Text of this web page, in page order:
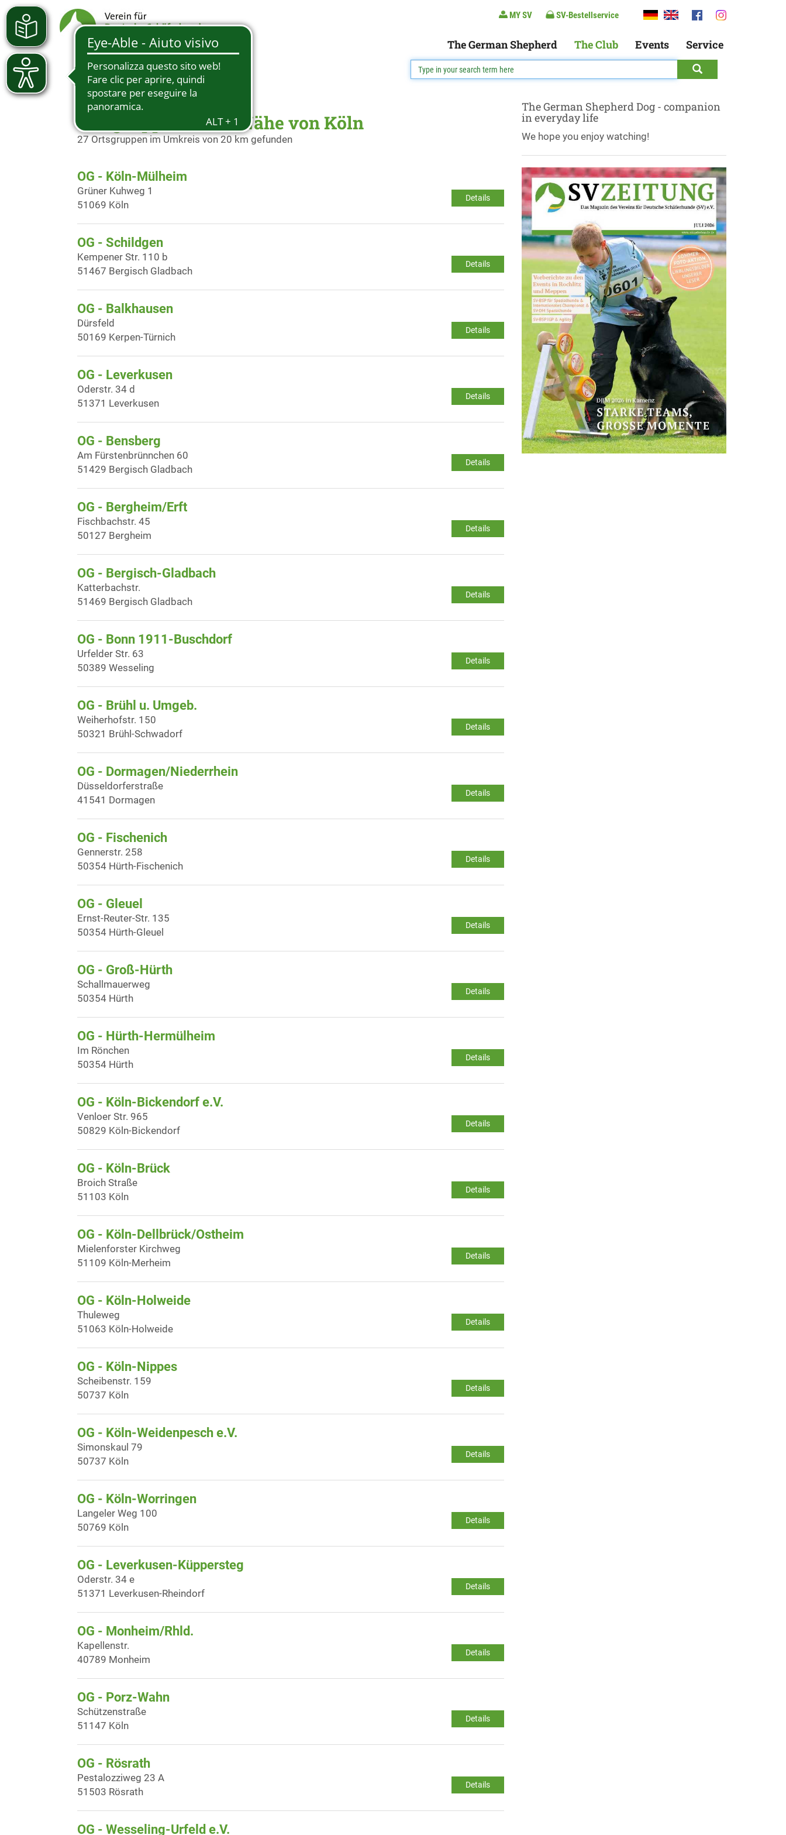
MY SV SV-Bestellservice
The German Shepherd The Club Events Service
Ortsgruppen in der Nähe von Köln
27 Ortsgruppen im Umkreis von 20 km gefunden
OG - Köln-Mülheim
Details
Grüner Kuhweg 1
51069 Köln
OG - Schildgen
Details
Kempener Str. 110 b
51467 Bergisch Gladbach
OG - Balkhausen
Details
Dürsfeld
50169 Kerpen-Türnich
OG - Leverkusen
Details
Oderstr. 34 d
51371 Leverkusen
OG - Bensberg
Details
Am Fürstenbrünnchen 60
51429 Bergisch Gladbach
OG - Bergheim/Erft
Details
Fischbachstr. 45
50127 Bergheim
OG - Bergisch-Gladbach
Details
Katterbachstr.
51469 Bergisch Gladbach
OG - Bonn 1911-Buschdorf
Details
Urfelder Str. 63
50389 Wesseling
OG - Brühl u. Umgeb.
Details
Weiherhofstr. 150
50321 Brühl-Schwadorf
OG - Dormagen/Niederrhein
Details
Düsseldorferstraße
41541 Dormagen
OG - Fischenich
Details
Gennerstr. 258
50354 Hürth-Fischenich
OG - Gleuel
Details
Ernst-Reuter-Str. 135
50354 Hürth-Gleuel
OG - Groß-Hürth
Details
Schallmauerweg
50354 Hürth
OG - Hürth-Hermülheim
Details
Im Rönchen
50354 Hürth
OG - Köln-Bickendorf e.V.
Details
Venloer Str. 965
50829 Köln-Bickendorf
OG - Köln-Brück
Details
Broich Straße
51103 Köln
OG - Köln-Dellbrück/Ostheim
Details
Mielenforster Kirchweg
51109 Köln-Merheim
OG - Köln-Holweide
Details
Thuleweg
51063 Köln-Holweide
OG - Köln-Nippes
Details
Scheibenstr. 159
50737 Köln
OG - Köln-Weidenpesch e.V.
Details
Simonskaul 79
50737 Köln
OG - Köln-Worringen
Details
Langeler Weg 100
50769 Köln
OG - Leverkusen-Küppersteg
Details
Oderstr. 34 e
51371 Leverkusen-Rheindorf
OG - Monheim/Rhld.
Details
Kapellenstr.
40789 Monheim
OG - Porz-Wahn
Details
Schützenstraße
51147 Köln
OG - Rösrath
Details
Pestalozziweg 23 A
51503 Rösrath
OG - Wesseling-Urfeld e.V.
The German Shepherd Dog - companion
in everyday life
We hope you enjoy watching!